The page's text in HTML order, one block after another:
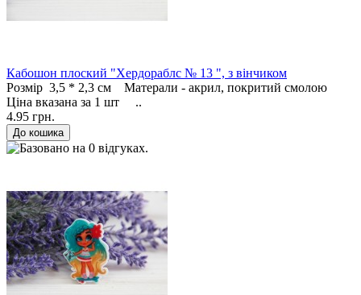
Кабошон плоский "Хердораблс № 13 ", з вінчиком
Розмір 3,5 * 2,3 см Матерали - акрил, покритий смолою
Ціна вказана за 1 шт ..
4.95 грн.